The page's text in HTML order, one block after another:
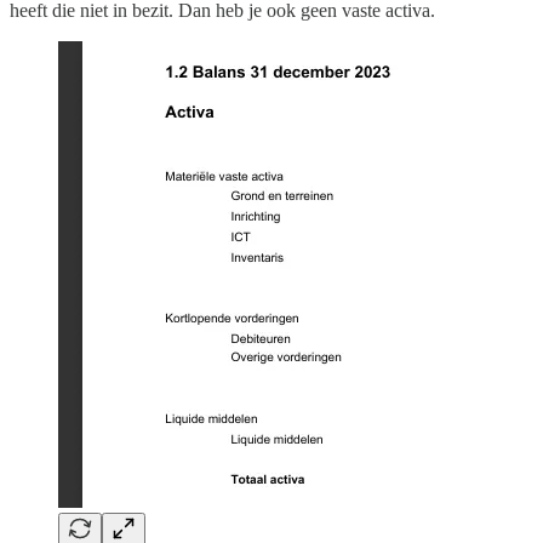
heeft die niet in bezit. Dan heb je ook geen vaste activa.